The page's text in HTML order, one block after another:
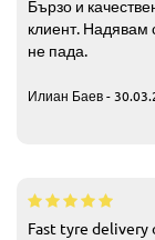
Бързо и
клиент. Надявам
не пада.
Илиан Баев -
Fast tyre delivery